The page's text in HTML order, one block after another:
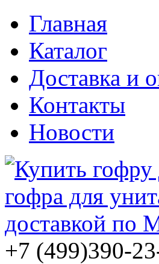
Главная
Каталог
Доставка и
Контакты
Новости
+7 (499)390-